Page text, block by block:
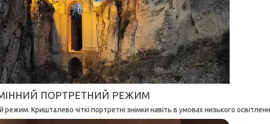
ПОРТРЕТНИЙ РЕЖИМ
Кришталево чіткі портретні знімки навіть в умовах низького